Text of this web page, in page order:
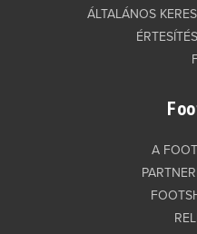
ÁLTALÁNOS
A